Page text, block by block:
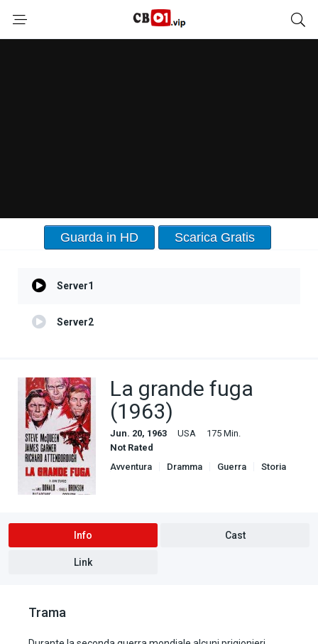
Guarda in HD Scarica Gratis
Server1
Server2
La grande fuga
(1963)
Jun. 20, 1963 USA
175 Min.
Not Rated
Avventura
Dramma Guerra
Storia
Info Cast
Link
Trama